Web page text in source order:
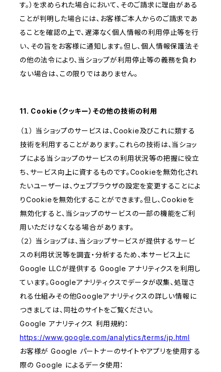
す。）を求められた場合において、そのご請求に理由がある
ことが判明した場合には、お客様ご本人からのご請求であ
ることを確認の上で、遅滞なく個人情報の利用停止等を行
い、その旨をお客様に通知します。但し、個人情報保護法そ
の他の法令により、当ショップが利用停止等の義務を負わ
ない場合は、この限りではありません。
11. Cookie（クッキー）その他の技術の利用
（１） 当ショップのサービスは、Cookie及びこれに類する
技術を利用することがあります。これらの技術は、当ショッ
プによる当ショップのサービスの利用状況等の把握に役立
ち、サービス向上に資するものです。Cookieを無効化され
たいユーザーは、ウェブブラウザの設定を変更することによ
りCookieを無効化することができます。但し、Cookieを
無効化すると、当ショップのサービスの一部の機能をご利
用いただけなくなる場合があります。
（２） 当ショップは、当ショップサービスが提供するサービ
スの利用状況等を調査・分析するため、本サービス上に
Google LLCが提供する Google アナリティクスを利用し
ています。Googleアナリティクスでデータが収集、処理さ
れる仕組みその他Googleアナリティクスの詳しい情報に
つきましては、同社のサイトをご覧ください。
Google アナリティクス 利用規約：
https://www.google.com/analytics/terms/jp.html
お客様が Google パートナーのサイトやアプリを使用する
際の Google によるデータ使用：